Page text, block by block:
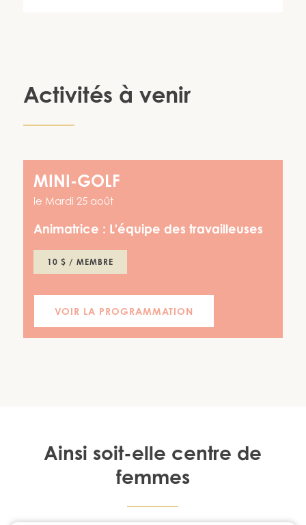
Activités à venir
MINI-GOLF
le Mardi 25 août
Animatrice : L'équipe des travailleuses
10 $ / MEMBRE
VOIR LA PROGRAMMATION
Ainsi soit-elle centre de
femmes